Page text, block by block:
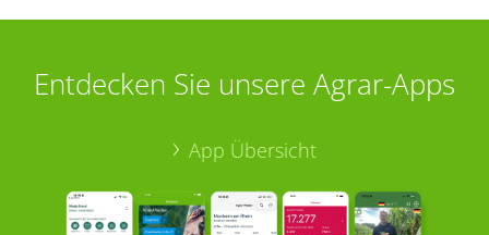
Entdecken Sie unsere Agrar-Apps
App Übersicht